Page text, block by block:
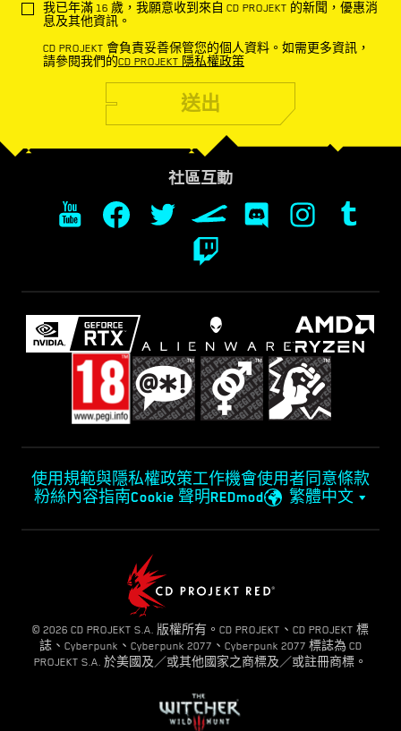
我已年滿 16 歲，我願意收到來自 CD PROJEKT 的新聞，優惠消
息及其他資訊。
CD PROJEKT 會負責妥善保管您的個人資料。如需更多資訊，
請參閱我們的CD PROJEKT 隱私權政策
送出
社區互動
使用規範與隱私權政策工作機會使用者同意條款
粉絲內容指南Cookie 聲明REDmod 繁體中文
© 2026 CD PROJEKT S.A. 版權所有。CD PROJEKT、CD PROJEKT 標
誌、Cyberpunk、Cyberpunk 2077、Cyberpunk 2077 標誌為 CD
PROJEKT S.A. 於美國及／或其他國家之商標及／或註冊商標。